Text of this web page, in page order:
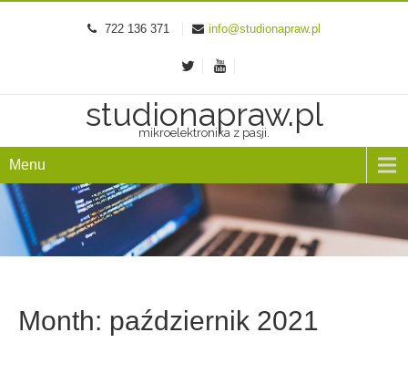
722 136 371 info@studionapraw.pl
studionapraw.pl
mikroelektronika z pasji.
Menu
Month: październik 2021